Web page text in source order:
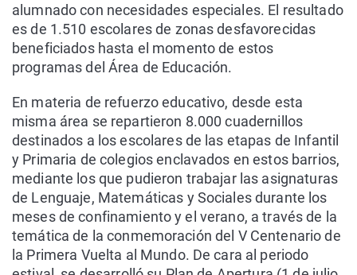
alumnado con necesidades especiales. El resultado
es de 1.510 escolares de zonas desfavorecidas
beneficiados hasta el momento de estos
programas del Área de Educación.
En materia de refuerzo educativo, desde esta
misma área se repartieron 8.000 cuadernillos
destinados a los escolares de las etapas de Infantil
y Primaria de colegios enclavados en estos barrios,
mediante los que pudieron trabajar las asignaturas
de Lenguaje, Matemáticas y Sociales durante los
meses de confinamiento y el verano, a través de la
temática de la conmemoración del V Centenario de
la Primera Vuelta al Mundo. De cara al periodo